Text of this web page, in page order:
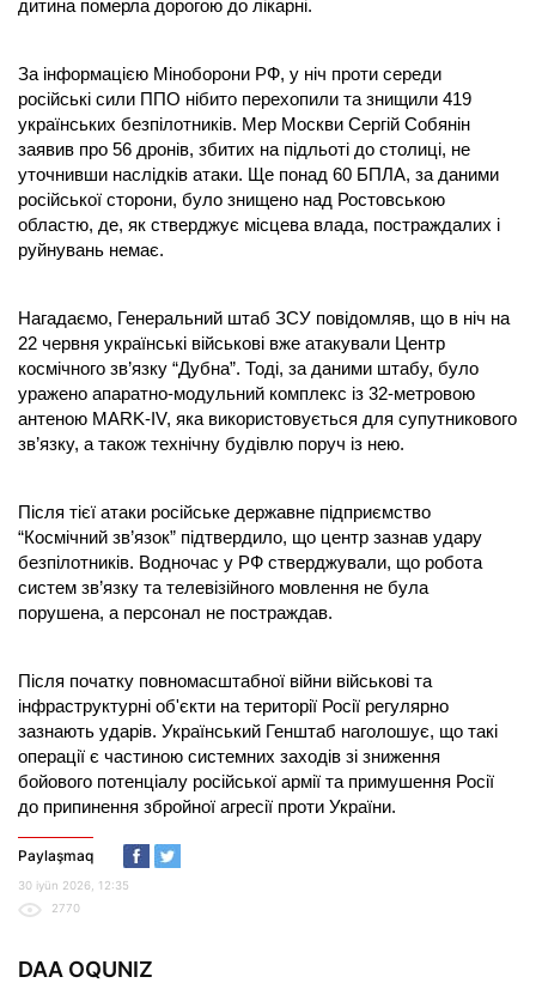
дитина померла дорогою до лікарні.
За інформацією Міноборони РФ, у ніч проти середи
російські сили ППО нібито перехопили та знищили 419
українських безпілотників. Мер Москви Сергій Собянін
заявив про 56 дронів, збитих на підльоті до столиці, не
уточнивши наслідків атаки. Ще понад 60 БПЛА, за даними
російської сторони, було знищено над Ростовською
областю, де, як стверджує місцева влада, постраждалих і
руйнувань немає.
Нагадаємо, Генеральний штаб ЗСУ повідомляв, що в ніч на
22 червня українські військові вже атакували Центр
космічного зв’язку “Дубна”. Тоді, за даними штабу, було
уражено апаратно-модульний комплекс із 32-метровою
антеною MARK-IV, яка використовується для супутникового
зв’язку, а також технічну будівлю поруч із нею.
Після тієї атаки російське державне підприємство
“Космічний зв’язок” підтвердило, що центр зазнав удару
безпілотників. Водночас у РФ стверджували, що робота
систем зв’язку та телевізійного мовлення не була
порушена, а персонал не постраждав.
Після початку повномасштабної війни військові та
інфраструктурні об'єкти на території Росії регулярно
зазнають ударів. Український Генштаб наголошує, що такі
операції є частиною системних заходів зі зниження
бойового потенціалу російської армії та примушення Росії
до припинення збройної агресії проти України.
Paylaşmaq
30 iyün 2026, 12:35
2770
DAA OQUNIZ